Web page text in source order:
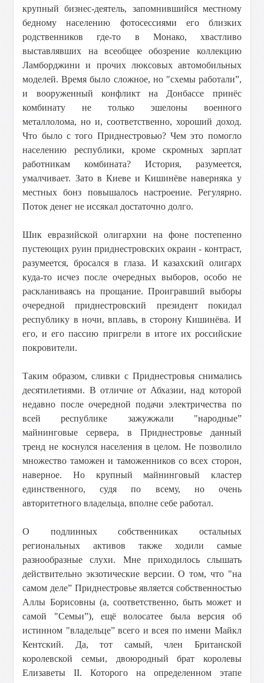
крупный бизнес-деятель, запомнившийся местному
бедному населению фотосессиями его близких
родственников где-то в Монако, хвастливо
выставлявших на всеобщее обозрение коллекцию
Ламборджини и прочих люксовых автомобильных
моделей. Время было сложное, но "схемы работали”,
и вооруженный конфликт на Донбассе принёс
комбинату не только эшелоны военного
металлолома, но и, соответственно, хороший доход.
Что было с того Приднестровью? Чем это помогло
населению республики, кроме скромных зарплат
работникам комбината? История, разумеется,
умалчивает. Зато в Киеве и Кишинёве наверняка у
местных бонз повышалось настроение. Регулярно.
Поток денег не иссякал достаточно долго.
Шик евразийской олигархии на фоне постепенно
пустеющих руин приднестровских окраин - контраст,
разумеется, бросался в глаза. И казахский олигарх
куда-то исчез после очередных выборов, особо не
раскланиваясь на прощание. Проигравший выборы
очередной приднестровский президент покидал
республику в ночи, вплавь, в сторону Кишинёва. И
его, и его пассию пригрели в итоге их российские
покровители.
Таким образом, сливки с Приднестровья снимались
десятилетиями. В отличие от Абхазии, над которой
недавно после очередной подачи электричества по
всей республике зажужжали "народные”
майнинговые сервера, в Приднестровье данный
тренд не коснулся населения в целом. Не позволило
множество таможен и таможенников со всех сторон,
наверное. Но крупный майнинговый кластер
единственного, судя по всему, но очень
авторитетного владельца, вполне себе работал.
О подлинных собственниках остальных
региональных активов также ходили самые
разнообразные слухи. Мне приходилось слышать
действительно экзотические версии. О том, что "на
самом деле” Приднестровье является собственностью
Аллы Борисовны (а, соответственно, быть может и
самой "Семьи”), ещё волосатее была версия об
истинном "владельце” всего и всея по имени Майкл
Кентский. Да, тот самый, член Британской
королевской семьи, двоюродный брат королевы
Елизаветы II. Которого на определенном этапе